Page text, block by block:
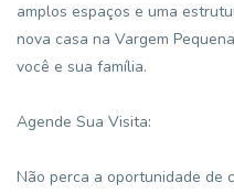
amplos espaços e uma
nova casa na Vargem
você e sua família.
Agende Sua Visita:
Não perca a oportunidade de